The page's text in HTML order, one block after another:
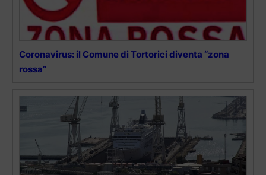
Coronavirus: il Comune di Tortorici diventa “zona
rossa”